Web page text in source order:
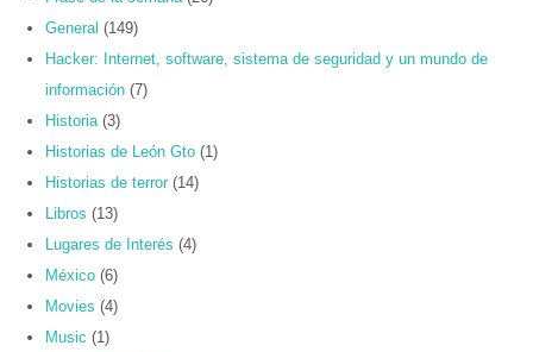
General (149)
Hacker: Internet, software, sistema de seguridad y un mundo de
información (7)
Historia (3)
Historias de León Gto (1)
Historias de terror (14)
Libros (13)
Lugares de Interés (4)
México (6)
Movies (4)
Music (1)